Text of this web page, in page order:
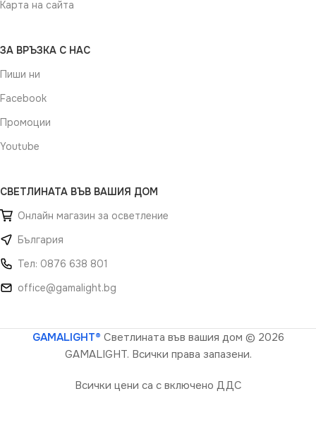
Карта на сайта
ЗА ВРЪЗКА С НАС
Пиши ни
Facebook
Промоции
Youtube
СВЕТЛИНАТА ВЪВ ВАШИЯ ДОМ
Онлайн магазин за осветление
България
Тел: 0876 638 801
office@gamalight.bg
GAMALIGHT® Светлината във вашия дом © 2026
GAMALIGHT. Всички права запазени.
Всички цени са с включено ДДС